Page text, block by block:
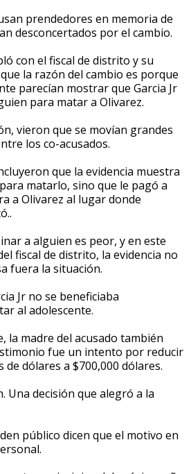
prendedores en memoria de
desconcertados por el cambio.
con el fiscal de distrito y su
la razón del cambio es porque
parecían mostrar que Garcia Jr
para matar a Olivarez.
vieron que se movían grandes
los co-acusados.
que la evidencia muestra
matarlo, sino que le pagó a
a Olivarez al lugar donde
a alguien es peor, y en este
fiscal de distrito, la evidencia no
fuera la situación.
Jr no se beneficiaba
al adolescente.
la madre del acusado también
fue un intento por reducir
de dólares a $700,000 dólares.
Una decisión que alegró a la
público dicen que el motivo en